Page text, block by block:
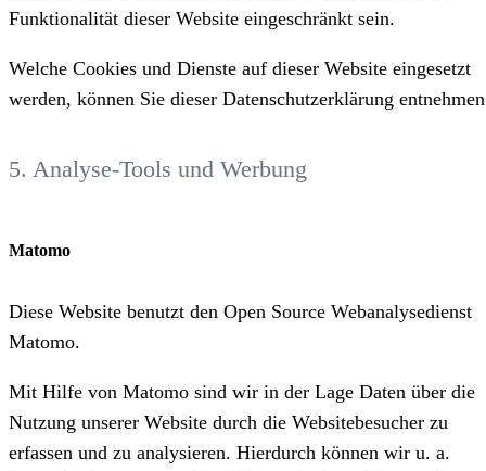
Funktionalität dieser Website eingeschränkt sein.
Welche Cookies und Dienste auf dieser Website eingesetzt
werden, können Sie dieser Datenschutzerklärung
5. Analyse-Tools und Werbung
Matomo
Diese Website benutzt den Open Source Webanalysedienst
Matomo.
Mit Hilfe von Matomo sind wir in der Lage Daten über die
Nutzung unserer Website durch die Websitebesucher zu
erfassen und zu analysieren. Hierdurch können wir u. a.